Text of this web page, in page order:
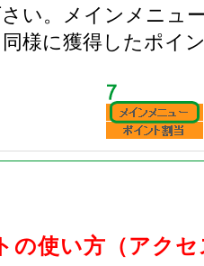
い。メインメニュ
同様に獲得したポイ
の使い方（アク